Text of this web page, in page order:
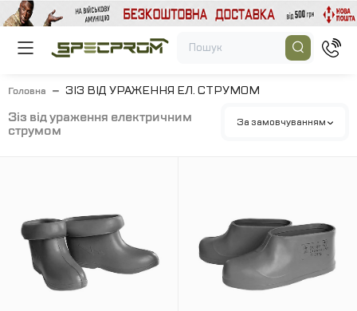
Головна ЗІЗ ВІД УРАЖЕННЯ ЕЛ. СТРУМОМ
зіз від ураження електричним
струмом
За замовчуванням